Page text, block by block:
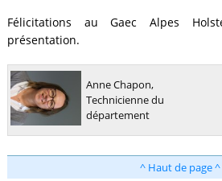
Félicitations au Gaec Alpes
présentation.
Anne Chapon,
Technicienne du
département
^ Haut de page ^